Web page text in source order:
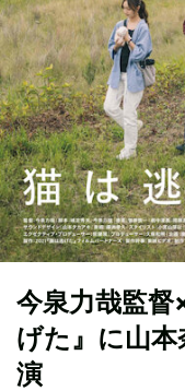
今泉力哉監督
げた』に山
演